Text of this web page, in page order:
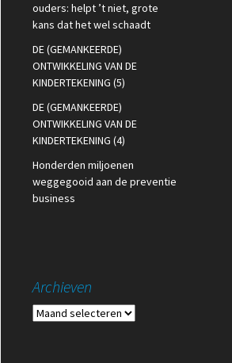
ouders: helpt ’t niet, grote
kans dat het wel schaadt
DE (GEMANKEERDE)
ONTWIKKELING VAN DE
KINDERTEKENING (5)
DE (GEMANKEERDE)
ONTWIKKELING VAN DE
KINDERTEKENING (4)
Honderden miljoenen
weggegooid aan de preventie
business
Archieven
Archieven